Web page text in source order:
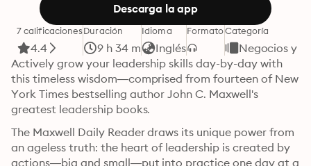
Descarga la app
7 calificaciones
4.4
Duración
9 h 34 m
Idioma
Inglés
FormatoCategoría
Negocios y
Actively grow your leadership skills day-by-day with
this timeless wisdom—comprised from fourteen of New
York Times bestselling author John C. Maxwell's
greatest leadership books.
The Maxwell Daily Reader draws its unique power from
an ageless truth: the heart of leadership is created by
actions—big and small—put into practice one day at a